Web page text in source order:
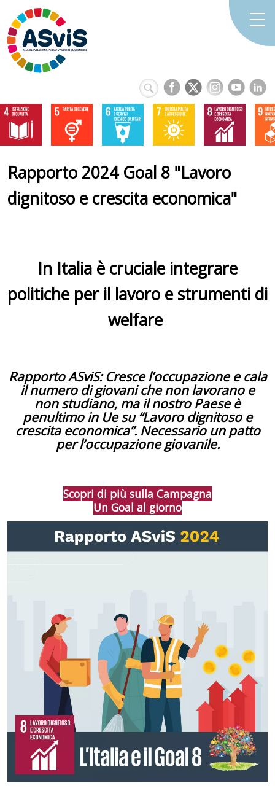
Rapporto 2024 Goal 8 "Lavoro
dignitoso e crescita economica"
In Italia è cruciale integrare
politiche per il lavoro e strumenti di
welfare
Rapporto ASviS: Cresce l’occupazione e cala
il numero di giovani che non lavorano e
non studiano, ma il nostro Paese è
penultimo in Ue su “Lavoro dignitoso e
crescita economica”. Necessario un patto
per l’occupazione giovanile.
Scopri di più sulla Campagna
Un Goal al giorno